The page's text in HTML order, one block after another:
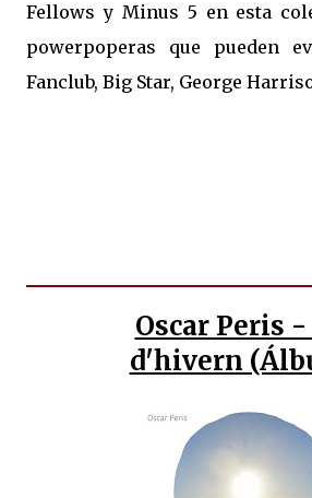
Fellows y Minus 5 en esta
powerpoperas que pueden
Fanclub, Big Star, George
Oscar Peris -
d'hivern